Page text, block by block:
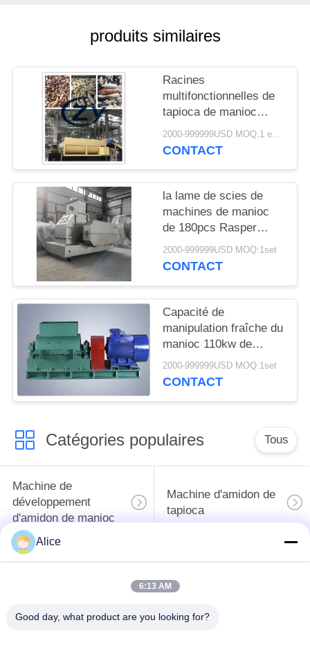
DU
PRIVACY
POLICY
produits similaires
Racines
multifonctionnelles de
tapioca de manioc
machine à laver
20t/acier inoxydable de
2000-999999USD MOQ:1 ensemble
CONTACT
la lame de scies de
machines de manioc
de 180pcs Rasper
1450rpm expédient la
commande directe
2000-999999USD MOQ:1set
CONTACT
Capacité de
manipulation fraîche du
manioc 110kw de
broyeur à marteaux 20
- 25t/H
2000-999999USD MOQ:1set
CONTACT
Catégories populaires Tous
Machine de
développement
d'amidon de manioc
Machine d'amidon de
tapioca
Machine de
farine de manioc
Alice
6:13 AM
Good day, what product are you looking for?